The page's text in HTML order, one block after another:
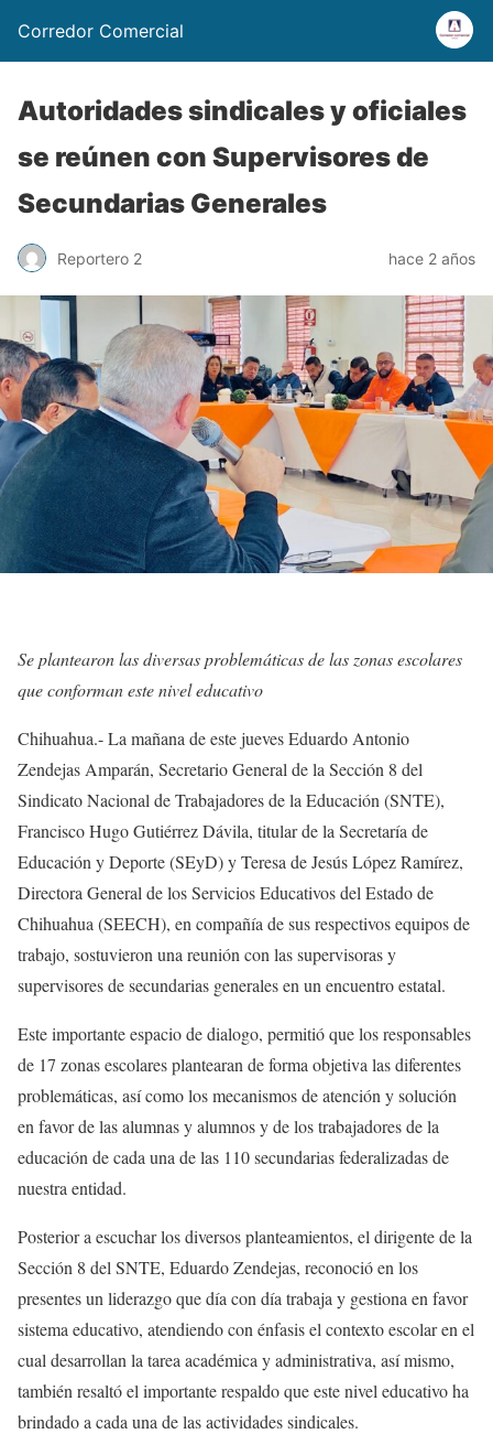
Corredor Comercial
Autoridades sindicales y oficiales
se reúnen con Supervisores de
Secundarias Generales
Reportero 2 hace 2 años
Se plantearon las diversas problemáticas de las zonas escolares
que conforman este nivel educativo
Chihuahua.- La mañana de este jueves Eduardo Antonio
Zendejas Amparán, Secretario General de la Sección 8 del
Sindicato Nacional de Trabajadores de la Educación (SNTE),
Francisco Hugo Gutiérrez Dávila, titular de la Secretaría de
Educación y Deporte (SEyD) y Teresa de Jesús López Ramírez,
Directora General de los Servicios Educativos del Estado de
Chihuahua (SEECH), en compañía de sus respectivos equipos de
trabajo, sostuvieron una reunión con las supervisoras y
supervisores de secundarias generales en un encuentro estatal.
Este importante espacio de dialogo, permitió que los responsables
de 17 zonas escolares plantearan de forma objetiva las diferentes
problemáticas, así como los mecanismos de atención y solución
en favor de las alumnas y alumnos y de los trabajadores de la
educación de cada una de las 110 secundarias federalizadas de
nuestra entidad.
Posterior a escuchar los diversos planteamientos, el dirigente de la
Sección 8 del SNTE, Eduardo Zendejas, reconoció en los
presentes un liderazgo que día con día trabaja y gestiona en favor
sistema educativo, atendiendo con énfasis el contexto escolar en el
cual desarrollan la tarea académica y administrativa, así mismo,
también resaltó el importante respaldo que este nivel educativo ha
brindado a cada una de las actividades sindicales.